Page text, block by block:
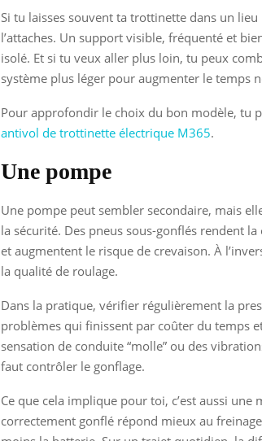
Si tu laisses souvent ta trottinette dans un
l’attaches. Un support visible, fréquenté et
isolé. Et si tu veux aller plus loin, tu peux
système plus léger pour augmenter le temps
Pour approfondir le choix du bon modèle, tu
antivol de trottinette électrique M365.
Une pompe
Une pompe peut sembler secondaire, mais
la sécurité. Des pneus sous-gonflés rendent
et augmentent le risque de crevaison. À
la qualité de roulage.
Dans la pratique, vérifier régulièrement la
problèmes qui finissent par coûter du temps
sensation de conduite “molle” ou des
faut contrôler le gonflage.
Ce que cela implique pour toi, c’est aussi
correctement gonflé répond mieux au